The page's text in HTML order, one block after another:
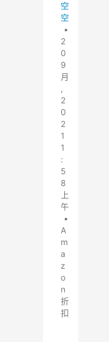
空
空
•
2
0
9
月
,
2
0
2
1
1
:
5
8
上
午
•
A
m
a
z
o
n
折
扣